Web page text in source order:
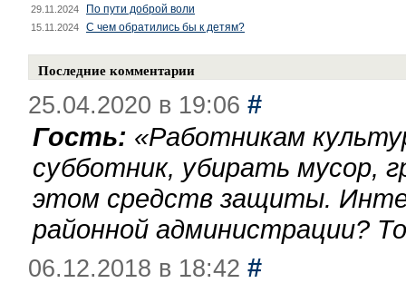
29.11.2024 По пути доброй воли
15.11.2024 С чем обратились бы к детям?
Последние комментарии
25.04.2020 в 19:06 #
Гость: «Работникам
субботник, убирать мусор,
этом средств защиты.
районной администрации?
06.12.2018 в 18:42 #